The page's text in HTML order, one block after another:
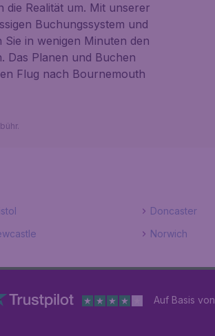
die Realität um. Mit unserer
Buchungssystem und
in wenigen Minuten den
Das Planen und Buchen
Flug nach Bournemouth
Doncaster
Norwich
Auf Basis von